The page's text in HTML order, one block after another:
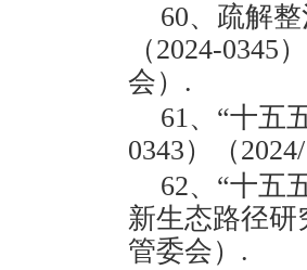
60、疏解
（2024-0345
会）.
61、“十五
0343）（
62、“十五
新生态路径研
管委会）.